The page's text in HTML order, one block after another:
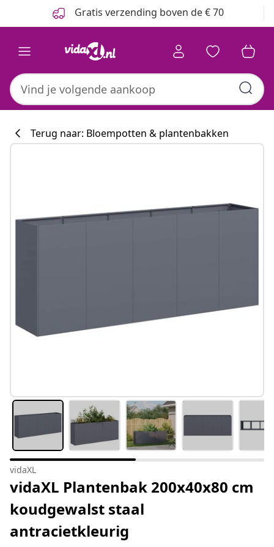
Gratis verzending boven de € 70
Terug naar: Bloempotten & plantenbakken
vidaXL
vidaXL Plantenbak 200x40x80 cm
koudgewalst staal
antracietkleurig